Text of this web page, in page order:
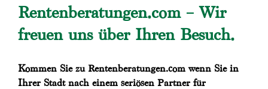
Rentenberatungen.com – Wir
freuen uns über Ihren Besuch.
Kommen Sie zu Rentenberatungen.com wenn Sie in
Ihrer Stadt nach einem seriösen Partner für